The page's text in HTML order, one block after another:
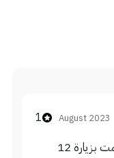
August 2023
1
فندق لا يستحق حتى نجمة واحدة قمت بزيارة 12